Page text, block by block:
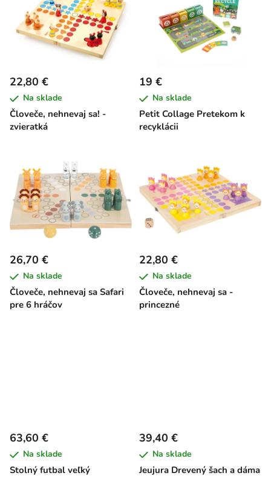
Človeče, nehnevaj sa! -
zvieratká
22,80 €
Na sklade
Petit Collage Pretekom k
recyklácii
19 €
Na sklade
Človeče, nehnevaj sa Safari
pre 6 hráčov
26,70 €
Na sklade
Človeče, nehnevaj sa -
princezné
22,80 €
Na sklade
Stolný futbal veľký
63,60 €
Na sklade
Jeujura Drevený šach a dáma
39,40 €
Na sklade